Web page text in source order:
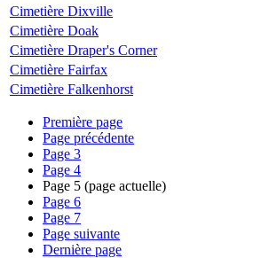
Cimetière Dixville
Cimetière Doak
Cimetière Draper's Corner
Cimetière Fairfax
Cimetière Falkenhorst
Première page
Page précédente
Page 3
Page 4
Page 5 (page actuelle)
Page 6
Page 7
Page suivante
Dernière page